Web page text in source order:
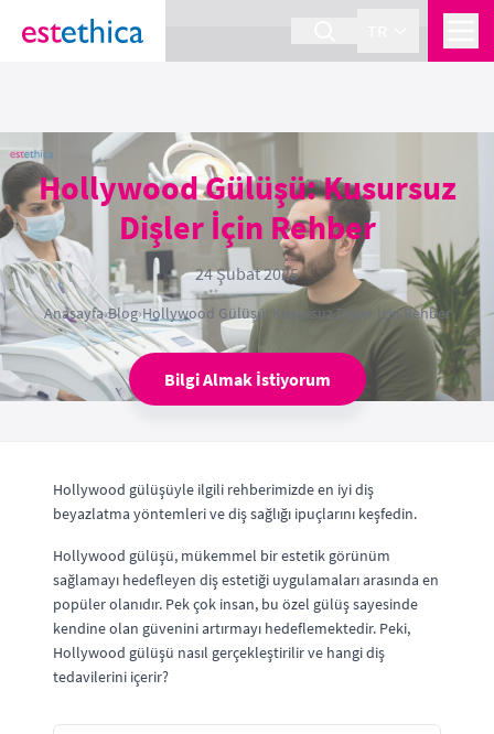
section Service {
Hollywood Gülüşü: Kusursuz
Dişler İçin Rehber
24 Şubat 2025
Anasayfa›Blog›Hollywood Gülüşü: Kusursuz Dişler İçin Rehber
Bilgi Almak İstiyorum
Hollywood gülüşüyle ilgili rehberimizde en iyi diş
beyazlatma yöntemleri ve diş sağlığı ipuçlarını keşfedin.
Hollywood gülüşü, mükemmel bir estetik görünüm
sağlamayı hedefleyen diş estetiği uygulamaları arasında en
popüler olanıdır. Pek çok insan, bu özel gülüş sayesinde
kendine olan güvenini artırmayı hedeflemektedir. Peki,
Hollywood gülüşü nasıl gerçekleştirilir ve hangi diş
tedavilerini içerir?